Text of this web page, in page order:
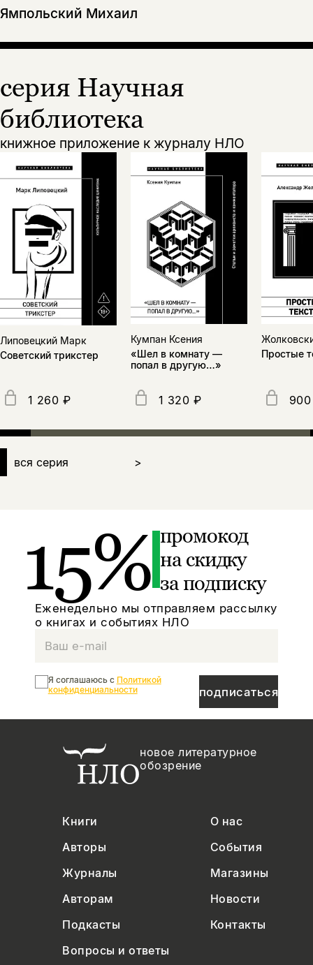
Ямпольский Михаил
серия Научная
библиотека
книжное приложение к журналу НЛО
Липовецкий Марк
Советский трикстер
1 260 ₽
Кумпан Ксения
«Шел в комнату —
попал в другую…»
1 320 ₽
Простые
вся серия >
15% промокод
на скидку
за подписку
Еженедельно мы отправляем рассылку
о книгах и событиях НЛО
подписаться
Я соглашаюсь с Политикой
конфиденциальности
новое литературное
обозрение
Книги
О нас
Авторы
События
Журналы
Магазины
Авторам
Новости
Подкасты
Контакты
Вопросы и ответы